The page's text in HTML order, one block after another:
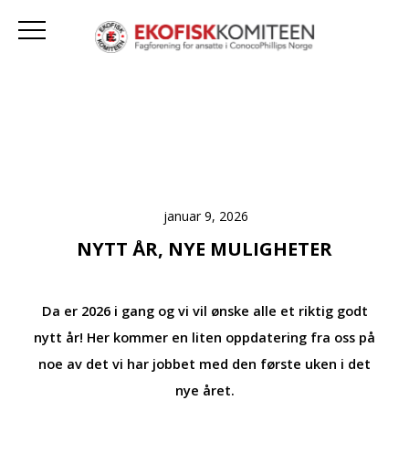
januar 9, 2026
NYTT ÅR, NYE MULIGHETER
Da er 2026 i gang og vi vil ønske alle et riktig godt
nytt år! Her kommer en liten oppdatering fra oss på
noe av det vi har jobbet med den første uken i det
nye året.